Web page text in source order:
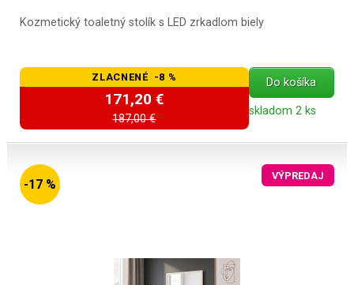
Kozmetický toaletný stolík s LED zrkadlom biely
ZLACNENÉ -8 %
171,20 €
187,00 €
Do košíka
skladom 2 ks
-17 %
VÝPREDAJ